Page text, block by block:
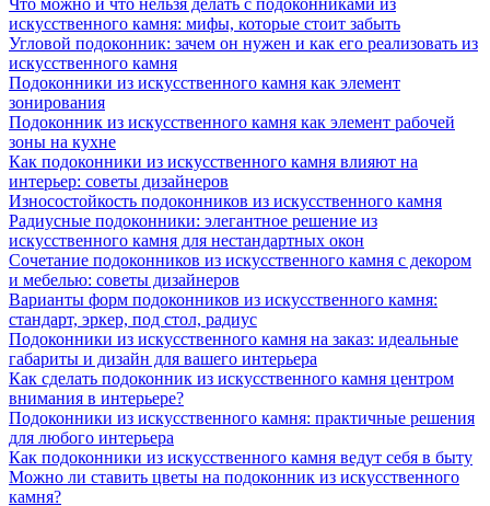
искусственного камня: мифы, которые стоит забыть
Угловой подоконник: зачем он нужен и как его реализовать из
искусственного камня
Подоконники из искусственного камня как элемент
зонирования
Подоконник из искусственного камня как элемент рабочей
зоны на кухне
Как подоконники из искусственного камня влияют на
интерьер: советы дизайнеров
Износостойкость подоконников из искусственного камня
Радиусные подоконники: элегантное решение из
искусственного камня для нестандартных окон
Сочетание подоконников из искусственного камня с декором
и мебелью: советы дизайнеров
Варианты форм подоконников из искусственного камня:
стандарт, эркер, под стол, радиус
Подоконники из искусственного камня на заказ: идеальные
габариты и дизайн для вашего интерьера
Как сделать подоконник из искусственного камня центром
внимания в интерьере?
Подоконники из искусственного камня: практичные решения
для любого интерьера
Как подоконники из искусственного камня ведут себя в быту
Можно ли ставить цветы на подоконник из искусственного
камня?